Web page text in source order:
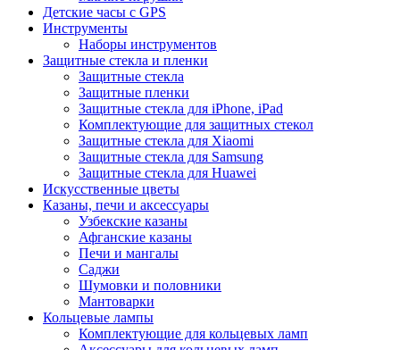
Детские часы с GPS
Инструменты
Наборы инструментов
Защитные стекла и пленки
Защитные стекла
Защитные пленки
Защитные стекла для iPhone, iPad
Комплектующие для защитных стекол
Защитные стекла для Xiaomi
Защитные стекла для Samsung
Защитные стекла для Huawei
Искусственные цветы
Казаны, печи и аксессуары
Узбекские казаны
Афганские казаны
Печи и мангалы
Саджи
Шумовки и половники
Мантоварки
Кольцевые лампы
Комплектующие для кольцевых ламп